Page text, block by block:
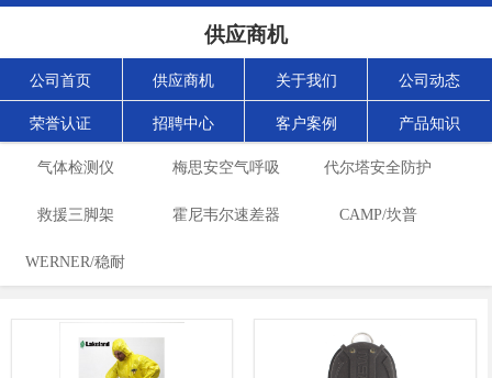
供应商机
公司首页 供应商机 关于我们 公司动态
荣誉认证 招聘中心 客户案例 产品知识
气体检测仪 梅思安空气呼吸
器
代尔塔安全防护
救援三脚架 霍尼韦尔速差器 CAMP/坎普
WERNER/稳耐